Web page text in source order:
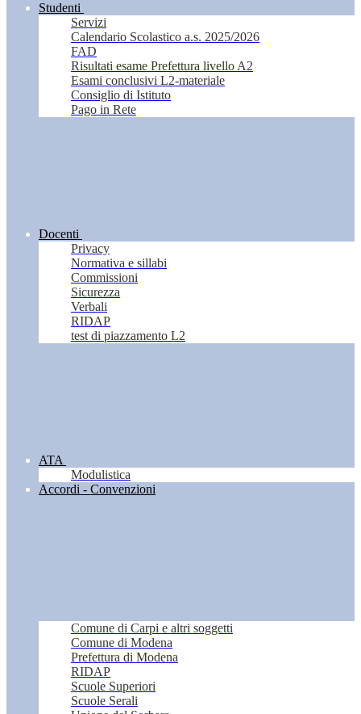
Studenti
Servizi
Calendario Scolastico a.s. 2025/2026
FAD
Risultati esame Prefettura livello A2
Esami conclusivi L2-materiale
Consiglio di Istituto
Pago in Rete
Docenti
Privacy
Normativa e sillabi
Commissioni
Sicurezza
Verbali
RIDAP
test di piazzamento L2
ATA
Modulistica
Accordi - Convenzioni
Comune di Carpi e altri soggetti
Comune di Modena
Prefettura di Modena
RIDAP
Scuole Superiori
Scuole Serali